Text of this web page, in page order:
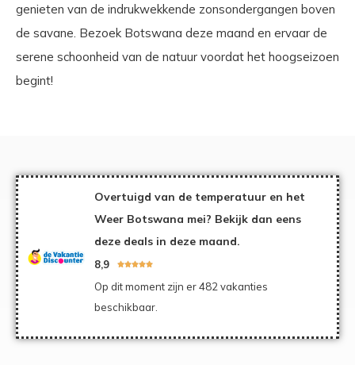
genieten van de indrukwekkende zonsondergangen boven
de savane. Bezoek Botswana deze maand en ervaar de
serene schoonheid van de natuur voordat het hoogseizoen
begint!
Overtuigd van de temperatuur en het
Weer Botswana mei? Bekijk dan eens
deze deals in deze maand.
8,9 
Op dit moment zijn er 482 vakanties
beschikbaar.